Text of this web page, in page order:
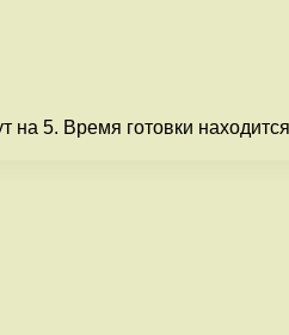
5. Время готовки